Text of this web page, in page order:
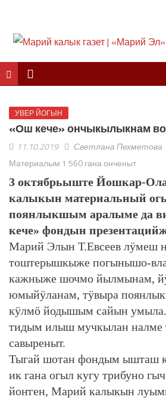
УВЕР ЙОГЫН
«Ош кече» ончыкылыкнам
11.10.2019 Светлана Пехметова
Материалым 1 560 гана онченыт
3 октябрьыште Йошкар-
калыкын материальный
поянлыкшым аралыме да
кече» фондын
Марий Элын Т.Евсеев лӱмеш
тоштерышкыже погынышо-
кажныже шочмо йылмынам,
юмыйӱланам, тӱвыра
кӱлмӧ йодышым сайын
тидым илыш мучкылан
савыреныт.
Тыгай шотан фондым ышташ
ик гана огыл кугу трибуно
йоҥген, Марий калыкын